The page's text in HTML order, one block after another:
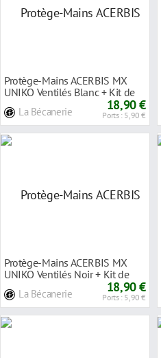
Protège-Mains ACERBIS MX
UNIKO Ventilés Blanc + Kit de
La Bécanerie 18,90 €
Ports : 5,90 €
Protège-Mains ACERBIS MX
UNIKO Ventilés Noir + Kit de
La Bécanerie 18,90 €
Ports : 5,90 €